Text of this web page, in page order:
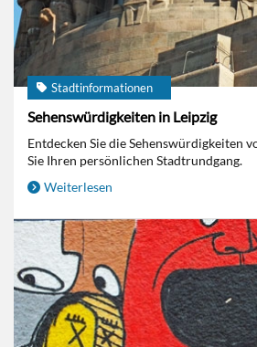
Stadtinformationen
Sehenswürdigkeiten in Leipzig
Entdecken Sie die Sehenswürdigkeiten
Sie Ihren persönlichen Stadtrundgang.
Weiterlesen